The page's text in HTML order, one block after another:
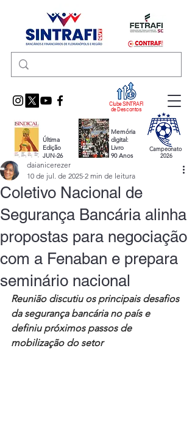
Clube SINTRAFI
de Descontos
Última
Edição
JUN-26
Memória
digital:
Livro
90 Anos
Campeonato
2026
Coletivo Nacional de
Segurança Bancária alinha
propostas para negociação
com a Fenaban e prepara
seminário nacional
daianicerezer
10 de jul. de 2025 2 min de leitura
Reunião discutiu os principais desafios
da segurança bancária no país e
definiu próximos passos de
mobilização do setor